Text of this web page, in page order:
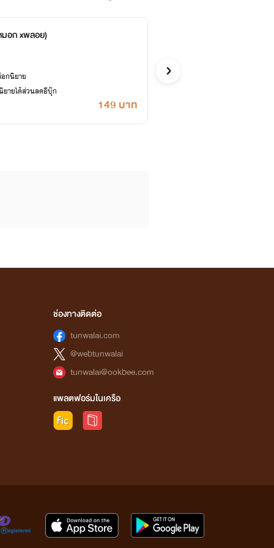
มอก xพลอย)
149 บาท
กนิยาย
ยายได้ส่วนลดอีบุ๊ก
ช่องทางติดต่อ
tunwalai.com
@webtunwalai
tunwalai@ookbee.com
แพลตฟอร์มในเครือ